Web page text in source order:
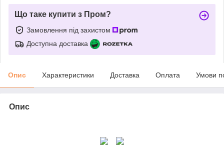
Що таке купити з Пром?
Замовлення під захистом
Доступна доставка
Опис Характеристики Доставка Оплата Умови
Опис